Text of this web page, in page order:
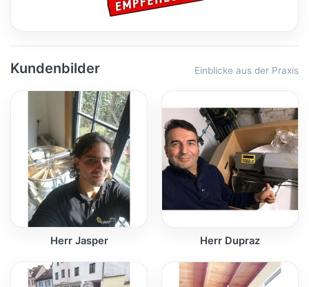
Kundenbilder Einblicke aus der Praxis
Herr Jasper Herr Dupraz